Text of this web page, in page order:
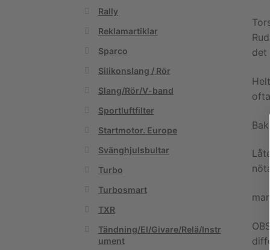
det
Rally
Reklamartiklar
Sparco
Silikonslang / Rör
Slang/Rör/V-band
Sportluftfilter
Startmotor. Europe
Svänghjulsbultar
Turbo
Turbosmart
TXR
Tändning/El/Givare/Relä/Instr
ument